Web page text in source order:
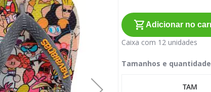
Adicionar no
Caixa com 12 unidades
Tamanhos e
TAM